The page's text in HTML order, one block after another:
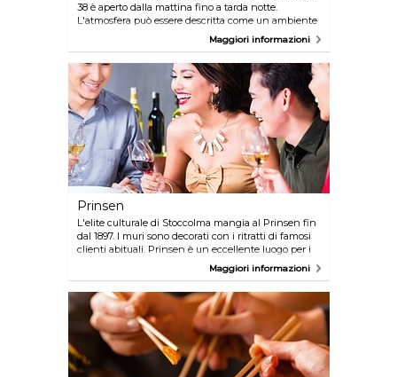
38 è aperto dalla mattina fino a tarda notte.
L'atmosfera può essere descritta come un ambiente
rilassato, minimalista e moderno. Le pietanze sono
preparate benissimo e il menu si ispira alla
Scandinavia e al Mediterraneo.
Maggiori informazioni
Prinsen
L'elite culturale di Stoccolma mangia al Prinsen fin
dal 1897. I muri sono decorati con i ritratti di famosi
clienti abituali. Prinsen è un eccellente luogo per i
clienti che desiderano provare ottimi piatti classici
svedesi in un'atmosfera intima e piacevole. La loro
versione del Biff Rydberg è rinomata e il servizio è
professionale e attento.
Maggiori informazioni